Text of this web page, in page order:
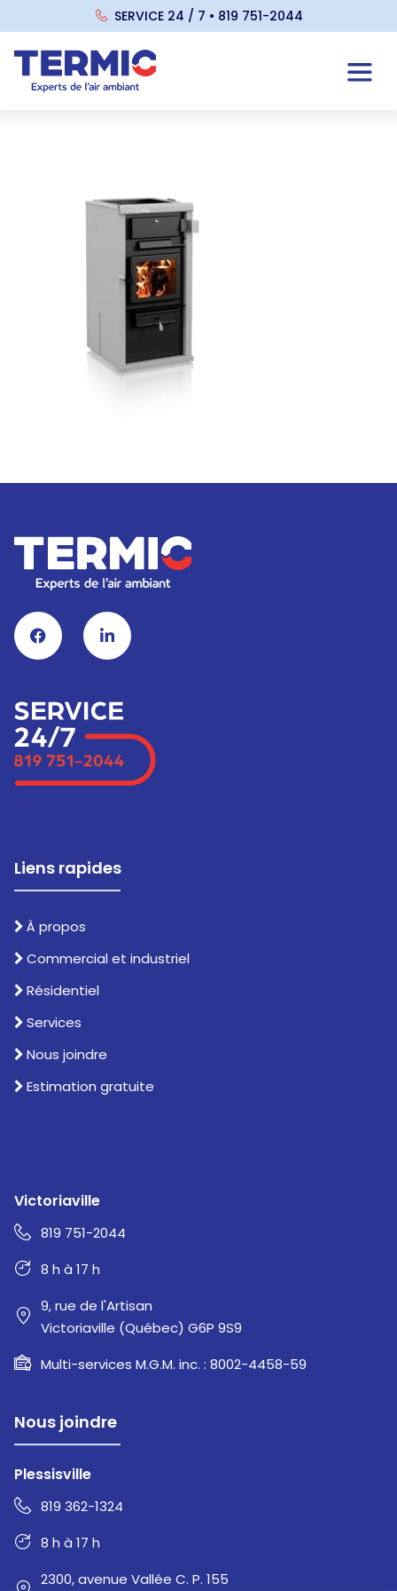
SERVICE 24 / 7 • 819 751-2044
Nous joindre
Plessisville
819 362-1324
8 h à 17 h
2300, avenue Vallée C. P. 155
Victoriaville
819 751-2044
8 h à 17 h
9, rue de l'Artisan
Victoriaville (Québec) G6P 9S9
Multi-services M.G.M. inc. : 8002-4458-59
Liens rapides
À propos
Commercial et industriel
Résidentiel
Services
Nous joindre
Estimation gratuite